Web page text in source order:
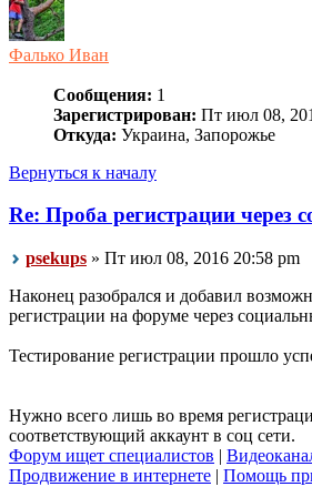
Фалько Иван
Сообщения: 1
Зарегистрирован: Пт июл 08,
Откуда: Украина, Запорожье
Вернуться к началу
Re: Проба регистрации через
psekups » Пт июл 08, 2016 20:58 pm
Наконец разобрался и добавил
регистрации на форуме через
Тестирование регистрации прошло
Нужно всего лишь во время
соответствующий аккаунт в соц сети.
Форум ищет специалистов |
Продвижение в интернете | Помощь